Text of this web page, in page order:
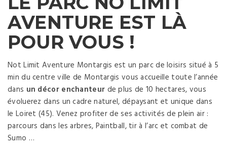
AVENTURE EST LÀ
POUR VOUS !
Not Limit Aventure Montargis est un parc de loisirs situé à 5
min du centre ville de Montargis vous accueille toute l’année
dans un décor enchanteur de plus de 10 hectares, vous
évoluerez dans un cadre naturel, dépaysant et unique dans
le Loiret (45). Venez profiter de ses activités de plein air :
parcours dans les arbres, Paintball, tir à l’arc et combat de
Sumo …